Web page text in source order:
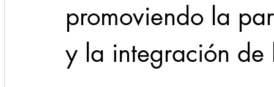
promoviendo la
y la integración de